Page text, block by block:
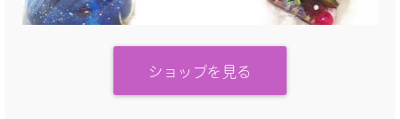
ショップを見る